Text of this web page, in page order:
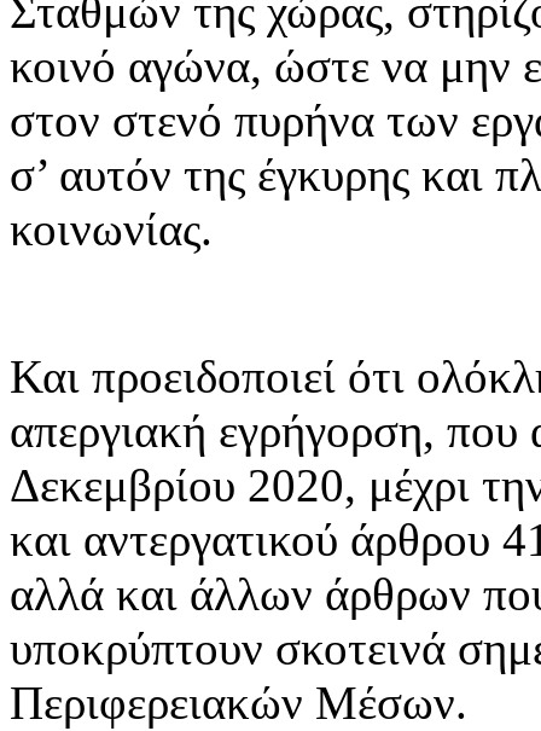
Σταθμών της χώρας,
κοινό αγώνα, ώστε να μην
στον στενό πυρήνα των
σ’ αυτόν της έγκυρης και
κοινωνίας.
Και προειδοποιεί ότι
απεργιακή εγρήγορση, που
Δεκεμβρίου 2020, μέχρι
και αντεργατικού άρθρου
αλλά και άλλων άρθρων
υποκρύπτουν σκοτεινά
Περιφερειακών Μέσων.